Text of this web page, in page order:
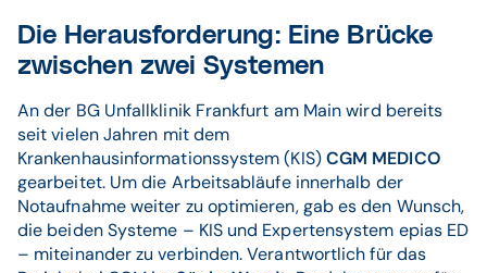
Die Herausforderung: Eine Brücke
zwischen zwei Systemen
An der BG Unfallklinik Frankfurt am Main wird bereits
seit vielen Jahren mit dem
Krankenhausinformationssystem (KIS)CGM MEDICO
gearbeitet. Um die Arbeitsabläufe innerhalb der
Notaufnahme weiter zu optimieren, gab es den Wunsch,
die beiden Systeme – KIS und Expertensystem epias ED
– miteinander zu verbinden. Verantwortlich für das